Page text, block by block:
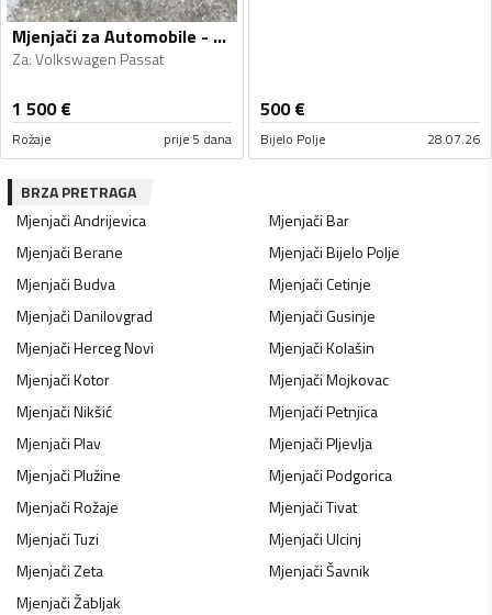
Mjenjači za Automobile - Volkswagen - Passat - 2014, 2015
Za:Volkswagen Passat
1 500€
Rožaje prije 5 dana
500€
Bijelo Polje 28.07.26
BRZA PRETRAGA
MjenjačiAndrijevica MjenjačiBar
MjenjačiBerane MjenjačiBijelo Polje
MjenjačiBudva MjenjačiCetinje
MjenjačiDanilovgrad MjenjačiGusinje
MjenjačiHerceg Novi MjenjačiKolašin
MjenjačiKotor MjenjačiMojkovac
MjenjačiNikšić MjenjačiPetnjica
MjenjačiPlav MjenjačiPljevlja
MjenjačiPlužine MjenjačiPodgorica
MjenjačiRožaje MjenjačiTivat
MjenjačiTuzi MjenjačiUlcinj
MjenjačiZeta MjenjačiŠavnik
MjenjačiŽabljak